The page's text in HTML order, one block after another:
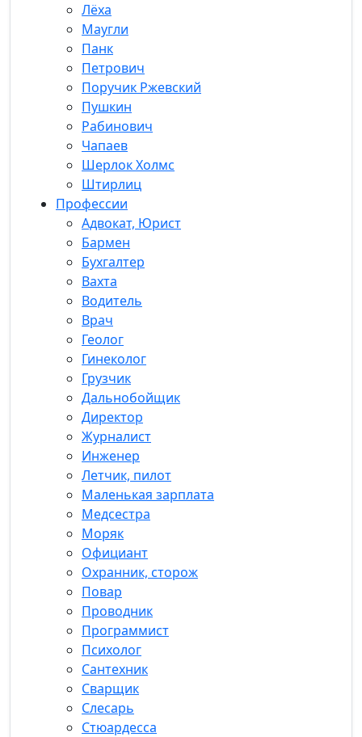
Лёха
Маугли
Панк
Петрович
Поручик Ржевский
Пушкин
Рабинович
Чапаев
Шерлок Холмс
Штирлиц
Профессии
Адвокат, Юрист
Бармен
Бухгалтер
Вахта
Водитель
Врач
Геолог
Гинеколог
Грузчик
Дальнобойщик
Директор
Журналист
Инженер
Летчик, пилот
Маленькая зарплата
Медсестра
Моряк
Официант
Охранник, сторож
Повар
Проводник
Программист
Психолог
Сантехник
Сварщик
Слесарь
Стюардесса